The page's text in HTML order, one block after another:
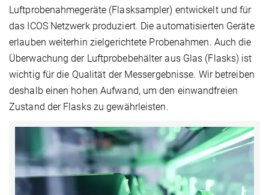
Luftprobenahmegeräte (Flasksampler) entwickelt und für
das ICOS Netzwerk produziert. Die automatisierten Geräte
erlauben weiterhin zielgerichtete Probenahmen. Auch die
Überwachung der Luftprobebehälter aus Glas (Flasks) ist
wichtig für die Qualität der Messergebnisse. Wir betreiben
deshalb einen hohen Aufwand, um den einwandfreien
Zustand der Flasks zu gewährleisten.